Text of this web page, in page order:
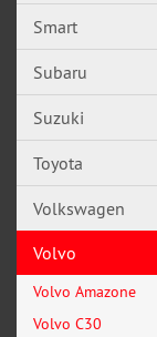
Smart
Subaru
Suzuki
Toyota
Volkswagen
Volvo
Volvo Amazone
Volvo C30